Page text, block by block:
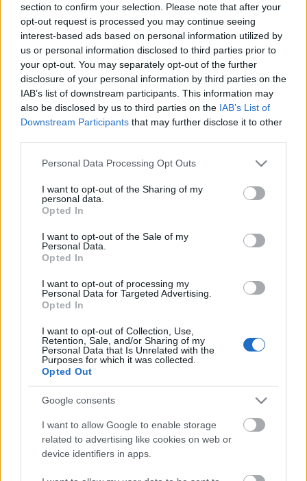
section to confirm your selection. Please note that after your
opt-out request is processed you may continue seeing
interest-based ads based on personal information utilized by
us or personal information disclosed to third parties prior to
your opt-out. You may separately opt-out of the further
disclosure of your personal information by third parties on the
IAB’s list of downstream participants. This information may
also be disclosed by us to third parties on the IAB’s List of
Downstream Participants that may further disclose it to other
Please note that this website/app uses one or more Google
not limited to your visit or usage behaviour. You may click to
grant or deny consent to Google and its third-party tags to
use your data for below specified purposes in below Google
consent section.
Personal Data Processing Opt Outs
I want to opt-out of the Sharing of my
personal data.
Opted In
I want to opt-out of the Sale of my
Personal Data.
Opted In
I want to opt-out of processing my
Personal Data for Targeted Advertising.
Opted In
I want to opt-out of Collection, Use,
Retention, Sale, and/or Sharing of my
Personal Data that Is Unrelated with the
Purposes for which it was collected.
Opted Out
Google consents
I want to allow Google to enable storage
related to advertising like cookies on web or
device identifiers in apps.
Mint az államtitkárság keddi közleményében
felidézik, az előadóművészeti szervezetek kiemelt
művészeti célú pályázatán e célra idén 33 millió
szakértőkből álló kuratórium értékelte, a döntés a
Színházművészeti Bizottság javaslata alapján
támogatási szerződések megkötéséről és a
támogatás utalásáról a Nemzeti Kulturális Alap
gondoskodik - olvasható a közleményében.
Forrás: MTI